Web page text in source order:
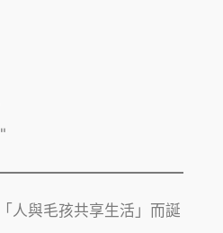
人與毛孩共享生活」而誕